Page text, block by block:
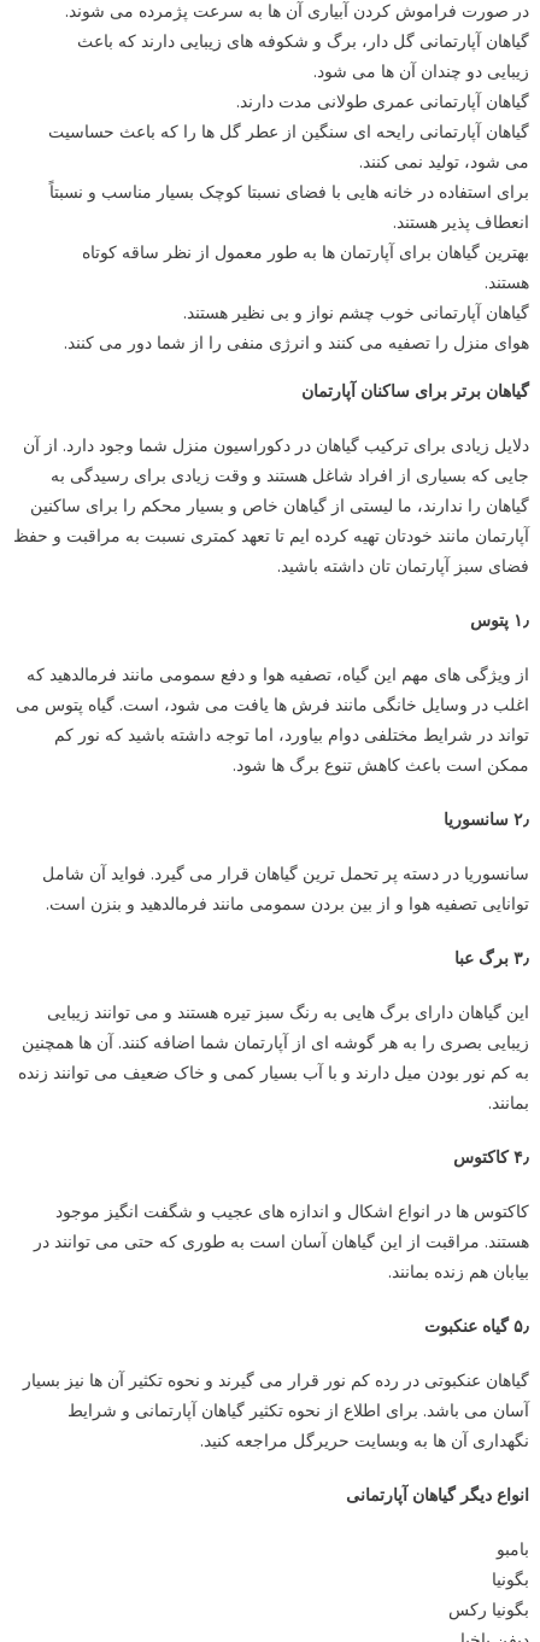
در صورت فراموش کردن آبیاری آن ها به سرعت پژمرده می شوند.
گیاهان آپارتمانی گل دار، برگ و شکوفه های زیبایی دارند که باعث
زیبایی دو چندان آن ها می شود.
گیاهان آپارتمانی عمری طولانی مدت دارند.
گیاهان آپارتمانی رایحه ای سنگین از عطر گل ها را که باعث حساسیت
می شود، تولید نمی کنند.
برای استفاده در خانه هایی با فضای نسبتا کوچک بسیار مناسب و نسبتاً
انعطاف پذیر هستند.
بهترین گیاهان برای آپارتمان ها به طور معمول از نظر ساقه کوتاه
هستند.
گیاهان آپارتمانی خوب چشم نواز و بی نظیر هستند.
هوای منزل را تصفیه می کنند و انرژی منفی را از شما دور می کنند.
گیاهان برتر برای ساکنان آپارتمان
دلایل زیادی برای ترکیب گیاهان در دکوراسیون منزل شما وجود دارد. از آن
جایی که بسیاری از افراد شاغل هستند و وقت زیادی برای رسیدگی به
گیاهان را ندارند، ما لیستی از گیاهان خاص و بسیار محکم را برای ساکنین
آپارتمان مانند خودتان تهیه کرده ایم تا تعهد کمتری نسبت به مراقبت و حفظ
فضای سبز آپارتمان تان داشته باشید.
۱٫ پتوس
از ویژگی های مهم این گیاه، تصفیه هوا و دفع سمومی مانند فرمالدهید که
اغلب در وسایل خانگی مانند فرش ها یافت می شود، است. گیاه پتوس می
تواند در شرایط مختلفی دوام بیاورد، اما توجه داشته باشید که نور کم
ممکن است باعث کاهش تنوع برگ ها شود.
۲٫ سانسوریا
سانسوریا در دسته پر تحمل ترین گیاهان قرار می گیرد. فواید آن شامل
توانایی تصفیه هوا و از بین بردن سمومی مانند فرمالدهید و بنزن است.
۳٫ برگ عبا
این گیاهان دارای برگ هایی به رنگ سبز تیره هستند و می توانند زیبایی
زیبایی بصری را به هر گوشه ای از آپارتمان شما اضافه کنند. آن ها همچنین
به کم نور بودن میل دارند و با آب بسیار کمی و خاک ضعیف می توانند زنده
بمانند.
۴٫ کاکتوس
کاکتوس ها در انواع اشکال و اندازه های عجیب و شگفت انگیز موجود
هستند. مراقبت از این گیاهان آسان است به طوری که حتی می توانند در
بیابان هم زنده بمانند.
۵٫ گیاه عنکبوت
گیاهان عنکبوتی در رده کم نور قرار می گیرند و نحوه تکثیر آن ها نیز بسیار
آسان می باشد. برای اطلاع از نحوه تکثیر گیاهان آپارتمانی و شرایط
نگهداری آن ها به وبسایت حریرگل مراجعه کنید.
انواع دیگر گیاهان آپارتمانی
بامبو
بگونیا
بگونیا رکس